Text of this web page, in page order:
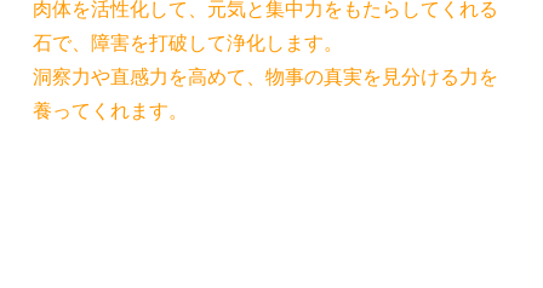
肉体を活性化して、元気と集中力をもたらしてくれる
石で、障害を打破して浄化します。
洞察力や直感力を高めて、物事の真実を見分ける力を
養ってくれます。